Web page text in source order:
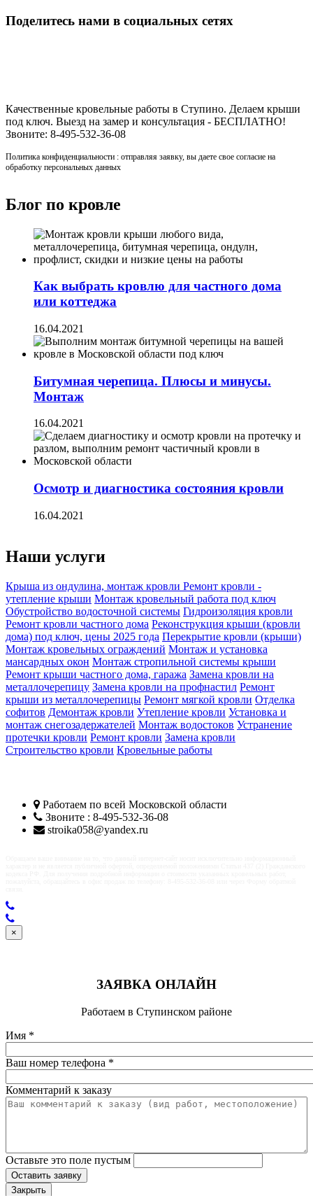
Поделитесь нами в социальных сетях
Качественные кровельные работы в Ступино. Делаем крыши
под ключ. Выезд на замер и консультация - БЕСПЛАТНО!
Звоните: 8-495-532-36-08
Политика конфиденциальности : отправляя заявку, вы даете свое согласие на
обработку персональных данных
Блог по кровле
Как выбрать кровлю для частного дома
или коттеджа
16.04.2021
Битумная черепица. Плюсы и минусы.
Монтаж
16.04.2021
Осмотр и диагностика состояния кровли
16.04.2021
Наши услуги
Крыша из ондулина, монтаж кровли Ремонт кровли -
утепление крыши Монтаж кровельный работа под ключ
Обустройство водосточной системы Гидроизоляция кровли
Ремонт кровли частного дома Реконструкция крыши (кровли
дома) под ключ, цены 2025 года Перекрытие кровли (крыши)
Монтаж кровельных ограждений Монтаж и установка
мансардных окон Монтаж стропильной системы крыши
Ремонт крыши частного дома, гаража Замена кровли на
металлочерепицу Замена кровли на профнастил Ремонт
крыши из металлочерепицы Ремонт мягкой кровли Отделка
софитов Демонтаж кровли Утепление кровли Установка и
монтаж снегозадержателей Монтаж водостоков Устранение
протечки кровли Ремонт кровли Замена кровли
Строительство кровли Кровельные работы
Работаем по всей Московской области
Звоните : 8-495-532-36-08
stroika058@yandex.ru
×
ЗАЯВКА ОНЛАЙН
Работаем в Ступинском районе
Имя *
Ваш номер телефона *
Комментарий к заказу
Оставьте это поле пустым
Оставить заявку
Закрыть